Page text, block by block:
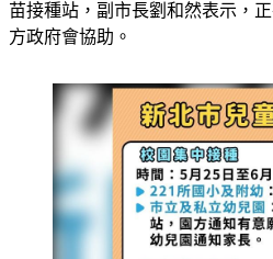
方政府會協助。